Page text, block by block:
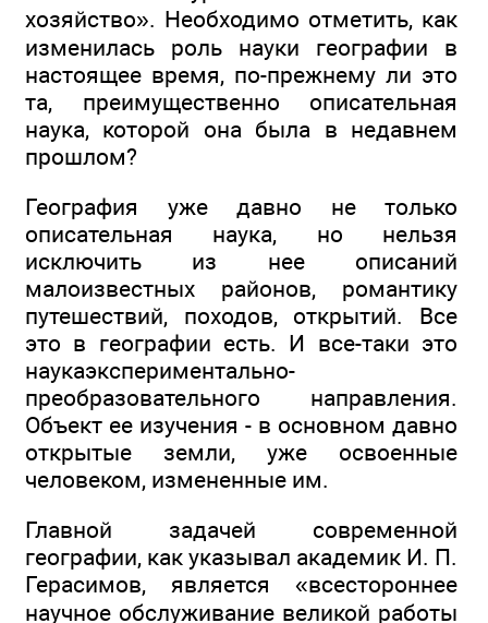
хозяйство». Необходимо отметить, как
изменилась роль науки географии в
настоящее время, по-прежнему ли это
та, преимущественно описательная
наука, которой она была в недавнем
прошлом?
География уже давно не только
описательная наука, но нельзя
исключить из нее описаний
малоизвестных районов, романтику
путешествий, походов, открытий. Все
это в географии есть. И все-таки это
наукаэкспериментально-
преобразовательного направления.
Объект ее изучения - в основном давно
открытые земли, уже освоенные
человеком, измененные им.
Главной задачей современной
географии, как указывал академик И. П.
Герасимов, является «всестороннее
научное обслуживание великой работы